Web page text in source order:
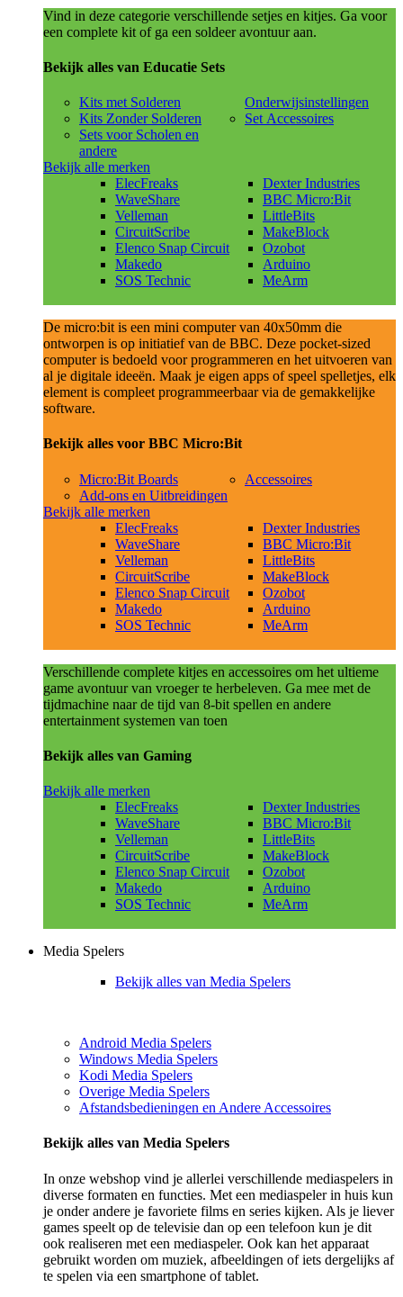
Vind in deze categorie verschillende setjes en kitjes. Ga voor
een complete kit of ga een soldeer avontuur aan.
Bekijk alles van Educatie Sets
Kits met Solderen
Kits Zonder Solderen
Sets voor Scholen en
andere
Onderwijsinstellingen
Set Accessoires
Bekijk alle merken
ElecFreaks
WaveShare
Velleman
CircuitScribe
Elenco Snap Circuit
Makedo
SOS Technic
Dexter Industries
BBC Micro:Bit
LittleBits
MakeBlock
Ozobot
Arduino
MeArm
De micro:bit is een mini computer van 40x50mm die
ontworpen is op initiatief van de BBC. Deze pocket-sized
computer is bedoeld voor programmeren en het uitvoeren van
al je digitale ideeën. Maak je eigen apps of speel spelletjes, elk
element is compleet programmeerbaar via de gemakkelijke
software.
Bekijk alles voor BBC Micro:Bit
Micro:Bit Boards
Add-ons en Uitbreidingen
Accessoires
Bekijk alle merken
ElecFreaks
WaveShare
Velleman
CircuitScribe
Elenco Snap Circuit
Makedo
SOS Technic
Dexter Industries
BBC Micro:Bit
LittleBits
MakeBlock
Ozobot
Arduino
MeArm
Verschillende complete kitjes en accessoires om het ultieme
game avontuur van vroeger te herbeleven. Ga mee met de
tijdmachine naar de tijd van 8-bit spellen en andere
entertainment systemen van toen
Bekijk alles van Gaming
Bekijk alle merken
ElecFreaks
WaveShare
Velleman
CircuitScribe
Elenco Snap Circuit
Makedo
SOS Technic
Dexter Industries
BBC Micro:Bit
LittleBits
MakeBlock
Ozobot
Arduino
MeArm
Media Spelers
Bekijk alles van Media Spelers
Android Media Spelers
Windows Media Spelers
Kodi Media Spelers
Overige Media Spelers
Afstandsbedieningen en Andere Accessoires
Bekijk alles van Media Spelers
In onze webshop vind je allerlei verschillende mediaspelers in
diverse formaten en functies. Met een mediaspeler in huis kun
je onder andere je favoriete films en series kijken. Als je liever
games speelt op de televisie dan op een telefoon kun je dit
ook realiseren met een mediaspeler. Ook kan het apparaat
gebruikt worden om muziek, afbeeldingen of iets dergelijks af
te spelen via een smartphone of tablet.